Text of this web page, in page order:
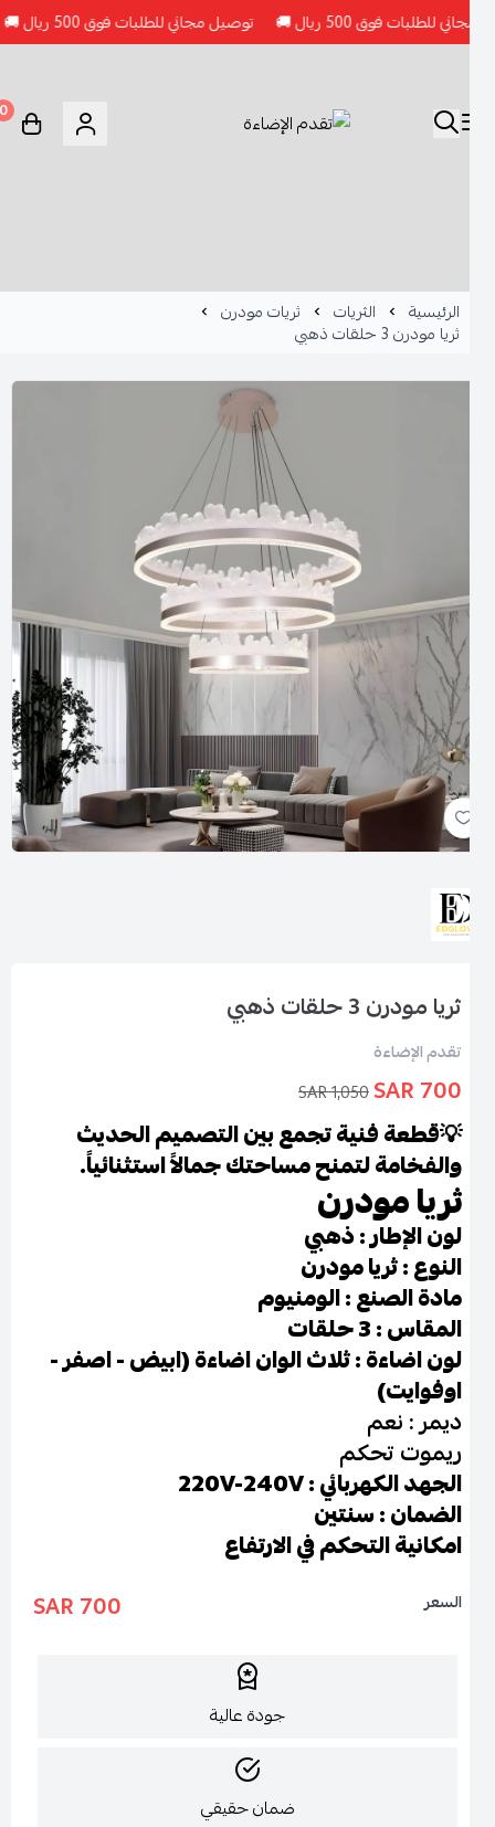
فوق 500 ريال 🚚 توصيل مجاني للطلبات فوق 500 ريال 🚚
0
الرئيسية الثريات ثريات مودرن
ثريا مودرن 3 حلقات ذهبي
ثريا مودرن 3 حلقات ذهبي
تقدم الإضاءة
700 SAR
1,050 SAR
💡قطعة فنية تجمع بين التصميم الحديث
والفخامة لتمنح مساحتك جمالاً استثنائياً.
ثريا مودرن
لون الإطار : ذهبي
النوع : ثريا مودرن
مادة الصنع : الومنيوم
المقاس : 3 حلقات
لون اضاءة : ثلاث الوان اضاءة (ابيض - اصفر -
اوفوايت)
ديمر : نعم
ريموت تحكم
الجهد الكهربائي : 220V-240V
الضمان : سنتين
امكانية التحكم في الارتفاع
السعر 700 SAR
جودة عالية
ضمان حقيقي